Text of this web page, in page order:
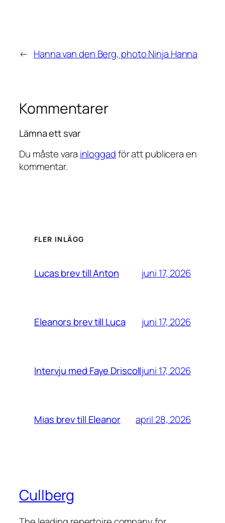
← Hanna van den Berg, photo Ninja Hanna
Kommentarer
Lämna ett svar
Du måste vara inloggadför att publicera en
kommentar.
FLER INLÄGG
Lucas brev till Anton juni 17, 2026
Eleanors brev till Luca juni 17, 2026
Intervju med Faye Driscolljuni 17, 2026
Mias brev till Eleanor april 28, 2026
Cullberg